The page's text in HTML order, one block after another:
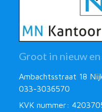
Groot in nieuw
Ambachtsstraat 18
033-3036570
KVK nummer: